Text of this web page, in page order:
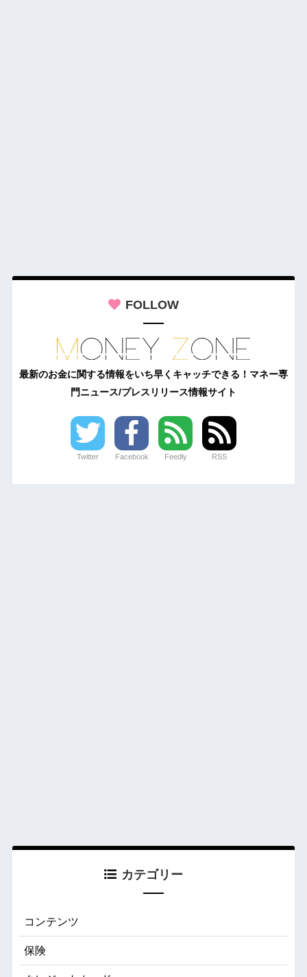
FOLLOW
最新のお金に関する情報をいち早くキャッチできる！マネー専
門ニュース/プレスリリース情報サイト
Twitter Facebook Feedly RSS
カテゴリー
コンテンツ
保険